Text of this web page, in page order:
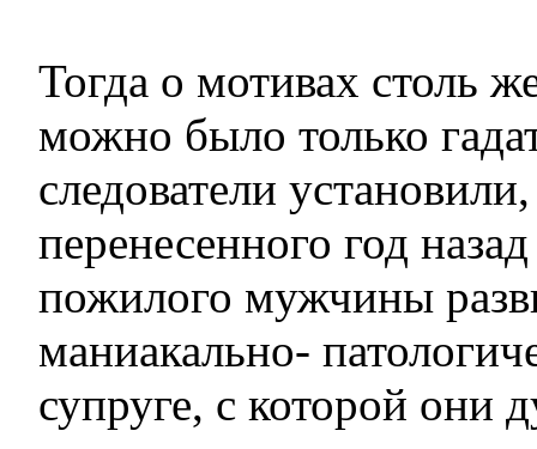
Тогда о мотивах столь
можно было только
следователи
перенесенного год
пожилого мужчины
маниакально-
супруге, с которой они